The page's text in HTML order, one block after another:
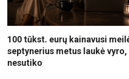
100 tūkst. eurų kainavusi
septynerius metus laukė
nesutiko